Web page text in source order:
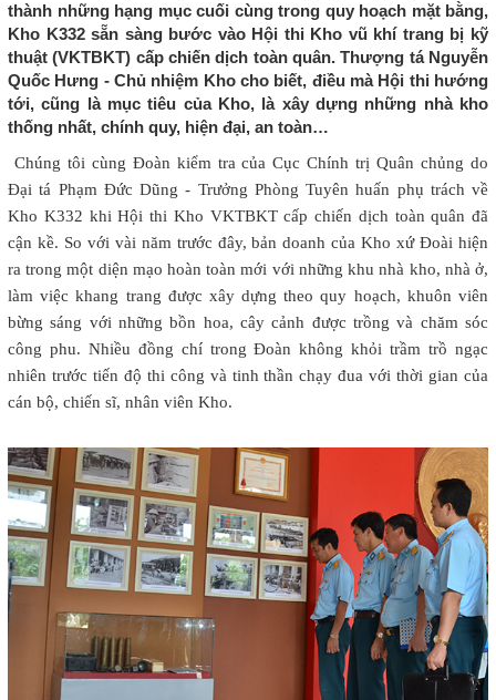
thành những hạng mục cuối cùng trong quy hoạch mặt bằng,
Kho K332 sẵn sàng bước vào Hội thi Kho vũ khí trang bị kỹ
thuật (VKTBKT) cấp chiến dịch toàn quân. Thượng tá Nguyễn
Quốc Hưng - Chủ nhiệm Kho cho biết, điều mà Hội thi hướng
tới, cũng là mục tiêu của Kho, là xây dựng những nhà kho
thống nhất, chính quy, hiện đại, an toàn…
Chúng tôi cùng Đoàn kiểm tra của Cục Chính trị Quân chủng do
Đại tá Phạm Đức Dũng - Trưởng Phòng Tuyên huấn phụ trách về
Kho K332 khi Hội thi Kho VKTBKT cấp chiến dịch toàn quân đã
cận kề. So với vài năm trước đây, bản doanh của Kho xứ Đoài hiện
ra trong một diện mạo hoàn toàn mới với những khu nhà kho, nhà ở,
làm việc khang trang được xây dựng theo quy hoạch, khuôn viên
bừng sáng với những bồn hoa, cây cảnh được trồng và chăm sóc
công phu. Nhiều đồng chí trong Đoàn không khỏi trầm trồ ngạc
nhiên trước tiến độ thi công và tinh thần chạy đua với thời gian của
cán bộ, chiến sĩ, nhân viên Kho.